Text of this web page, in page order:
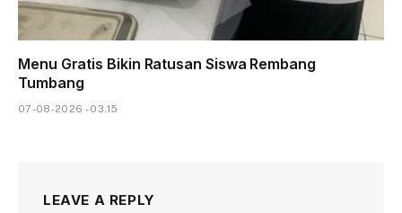
Menu Gratis Bikin Ratusan Siswa Rembang
Tumbang
07-08-2026 - 03.15
LEAVE A REPLY